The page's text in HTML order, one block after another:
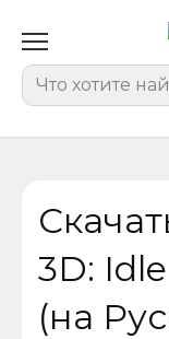
содержанию
3D:
(на